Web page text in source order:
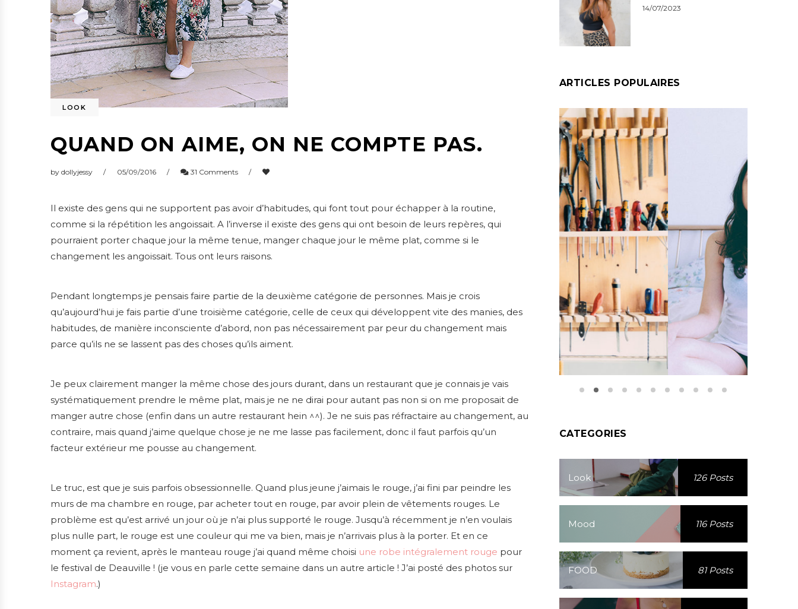
LOOK
QUAND ON AIME, ON NE COMPTE PAS.
by dollyjessy 05/09/2016 31 Comments
Il existe des gens qui ne supportent pas avoir d’habitudes, qui font tout pour échapper à la routine,
comme si la répétition les angoissait. A l’inverse il existe des gens qui ont besoin de leurs repères, qui
pourraient porter chaque jour la même tenue, manger chaque jour le même plat, comme si le
changement les angoissait. Tous ont leurs raisons.
Pendant longtemps je pensais faire partie de la deuxième catégorie de personnes. Mais je crois
qu’aujourd’hui je fais partie d’une troisième catégorie, celle de ceux qui développent vite des manies, des
habitudes, de manière inconsciente d’abord, non pas nécessairement par peur du changement mais
parce qu’ils ne se lassent pas des choses qu’ils aiment.
Je peux clairement manger la même chose des jours durant, dans un restaurant que je connais je vais
systématiquement prendre le même plat, mais je ne ne dirai pour autant pas non si on me proposait de
manger autre chose (enfin dans un autre restaurant hein ^^). Je ne suis pas réfractaire au changement, au
contraire, mais quand j’aime quelque chose je ne me lasse pas facilement, donc il faut parfois qu’un
facteur extérieur me pousse au changement.
Le truc, est que je suis parfois obsessionnelle. Quand plus jeune j’aimais le rouge, j’ai fini par peindre les
murs de ma chambre en rouge, par acheter tout en rouge, par avoir plein de vêtements rouges. Le
problème est qu’est arrivé un jour où je n’ai plus supporté le rouge. Jusqu’à récemment je n’en voulais
plus nulle part, le rouge est une couleur qui me va bien, mais je n’arrivais plus à la porter. Et en ce
moment ça revient, après le manteau rouge j’ai quand même choisi une robe intégralement rouge pour
le festival de Deauville ! (je vous en parle cette semaine dans un autre article ! J’ai posté des photos sur
Instagram.)
14/07/2023
ARTICLES POPULAIRES
CATEGORIES
Look 126 Posts
Mood 116 Posts
FOOD 81 Posts